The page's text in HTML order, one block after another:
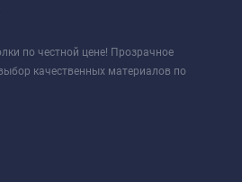
по честной цене! Прозрачное
качественных материалов по